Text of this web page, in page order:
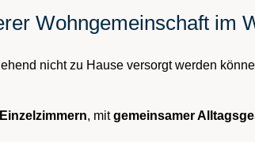
Wohngemeinschaft im
nicht zu Hause versorgt werden
, mitgemeinsamer